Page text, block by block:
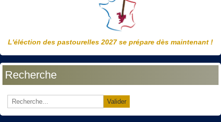
L'éléction des pastourelles 2027 se prépare dès maintenant !
Recherche
Valider